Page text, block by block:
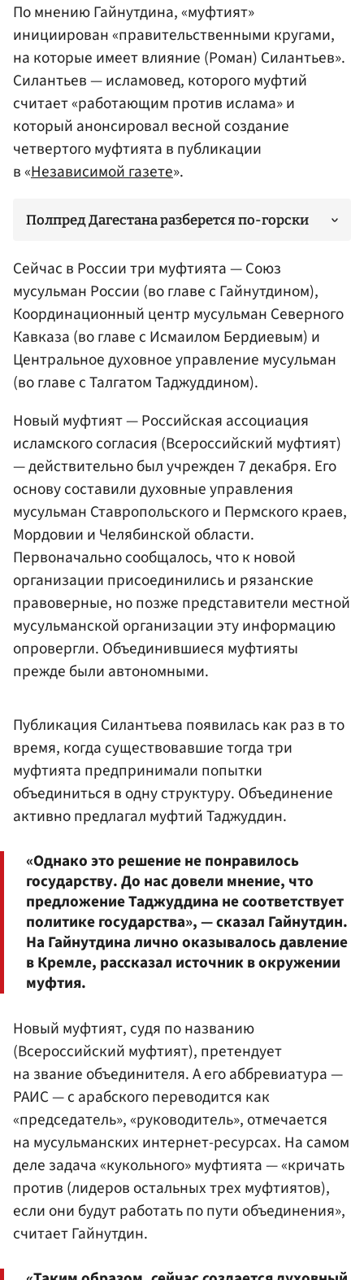
По мнению Гайнутдина, «муфтият»
инициирован «правительственными кругами,
на которые имеет влияние (Роман) Силантьев».
Силантьев — исламовед, которого муфтий
считает «работающим против ислама» и
который анонсировал весной создание
четвертого муфтията в публикации
в «Независимой газете».
Полпред Дагестана разберется по-горски
Сейчас в России три муфтията — Союз
мусульман России (во главе с Гайнутдином),
Координационный центр мусульман Северного
Кавказа (во главе с Исмаилом Бердиевым) и
Центральное духовное управление мусульман
(во главе с Талгатом Таджуддином).
Новый муфтият — Российская ассоциация
исламского согласия (Всероссийский муфтият)
— действительно был учрежден 7 декабря. Его
основу составили духовные управления
мусульман Ставропольского и Пермского краев,
Мордовии и Челябинской области.
Первоначально сообщалось, что к новой
организации присоединились и рязанские
правоверные, но позже представители местной
мусульманской организации эту информацию
опровергли. Объединившиеся муфтияты
прежде были автономными.
Публикация Силантьева появилась как раз в то
время, когда существовавшие тогда три
муфтията предпринимали попытки
объединиться в одну структуру. Объединение
активно предлагал муфтий Таджуддин.
«Однако это решение не понравилось
государству. До нас довели мнение, что
предложение Таджуддина не соответствует
политике государства», — сказал Гайнутдин.
На Гайнутдина лично оказывалось давление
в Кремле, рассказал источник в окружении
муфтия.
Новый муфтият, судя по названию
(Всероссийский муфтият), претендует
на звание объединителя. А его аббревиатура —
РАИС — с арабского переводится как
«председатель», «руководитель», отмечается
на мусульманских интернет-ресурсах. На самом
деле задача «кукольного» муфтията — «кричать
против (лидеров остальных трех муфтиятов),
если они будут работать по пути объединения»,
считает Гайнутдин.